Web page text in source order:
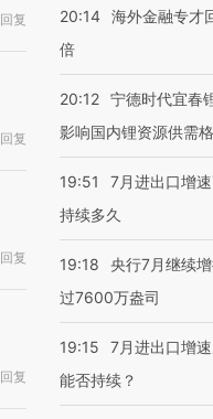
回复
回复
回复
回复
20:14 海外金融专才
倍
20:12 宁德时代宜春
影响国内锂资源供需
19:51
7月进出口增
持续多久
19:18
央行7月继续
过7600万盎司
19:15
7月进出口增
能否持续？